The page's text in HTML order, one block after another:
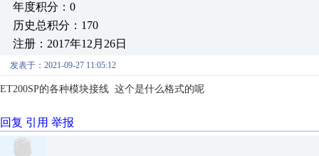
年度积分：0
历史总积分：170
注册：2017年12月26日
发表于：2021-09-27 11:05:12
ET200SP的各种模块接线 这个是什么格式的呢
回复 引用 举报